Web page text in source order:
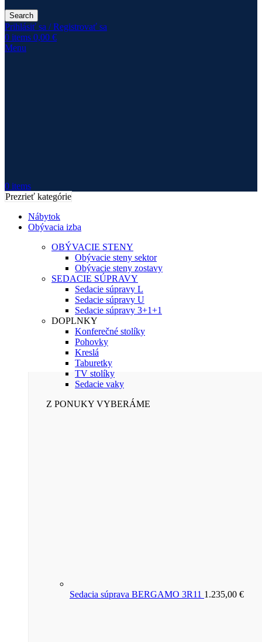
Search
Prihlásiť sa / Registrovať sa
0 items 0,00 €
Menu
0 items
Prezrieť kategórie
Nábytok
Obývacia izba
OBÝVACIE STENY
Obývacie steny sektor
Obývacie steny zostavy
SEDACIE SÚPRAVY
Sedacie súpravy L
Sedacie súpravy U
Sedacie súpravy 3+1+1
DOPLNKY
Konferečné stolíky
Pohovky
Kreslá
Taburetky
TV stolíky
Sedacie vaky
Z PONUKY VYBERÁME
Sedacia súprava BERGAMO 3R11 1.235,00 €